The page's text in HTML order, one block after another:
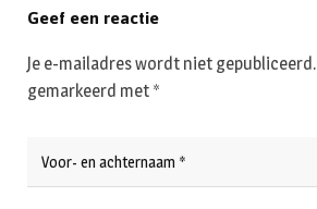
Geef een reactie
Je e-mailadres wordt niet gepubliceerd.
gemarkeerd met *